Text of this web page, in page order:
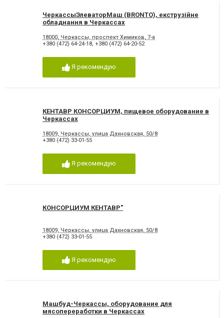
ЧеркассыЭлеваторМаш (BRONTO), екструзійне
обладнання в Черкассах
18000, Черкассы, проспект Химиков, 7-а
+380 (472) 64-24-18, +380 (472) 64-20-52
Я рекомендую
КЕНТАВР КОНСОРЦИУМ, пищевое оборудование в
Черкассах
18009, Черкассы, улица Дахновская, 50/8
+380 (472) 33-01-55
Я рекомендую
КОНСОРЦИУМ КЕНТАВР"
18009, Черкассы, улица Дахновская, 50/8
+380 (472) 33-01-55
Я рекомендую
Машбуд-Черкассы, оборудование для
мясопереработки в Черкассах